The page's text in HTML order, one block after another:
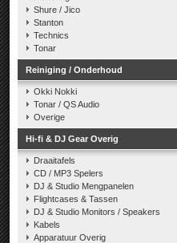
Shure / Jico
Stanton
Technics
Tonar
Reiniging / Onderhoud
Okki Nokki
Tonar / QS Audio
Overige
Hi-fi & DJ Gear Overig
Draaitafels
CD / MP3 Spelers
DJ & Studio Mengpanelen
Flightcases & Tassen
DJ & Studio Monitors / Speakers
Kabels
Apparatuur Overig